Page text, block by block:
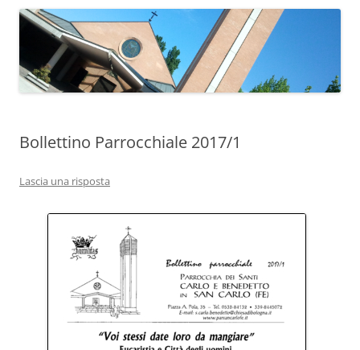
Bollettino Parrocchiale 2017/1
Lascia una risposta